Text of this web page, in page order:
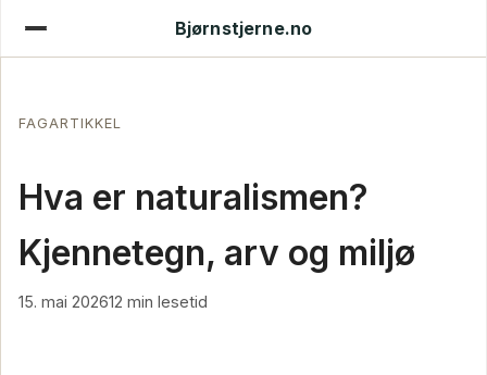
Bjørnstjerne.no
FAGARTIKKEL
Hva er naturalismen?
Kjennetegn, arv og miljø
15. mai 202612 min lesetid